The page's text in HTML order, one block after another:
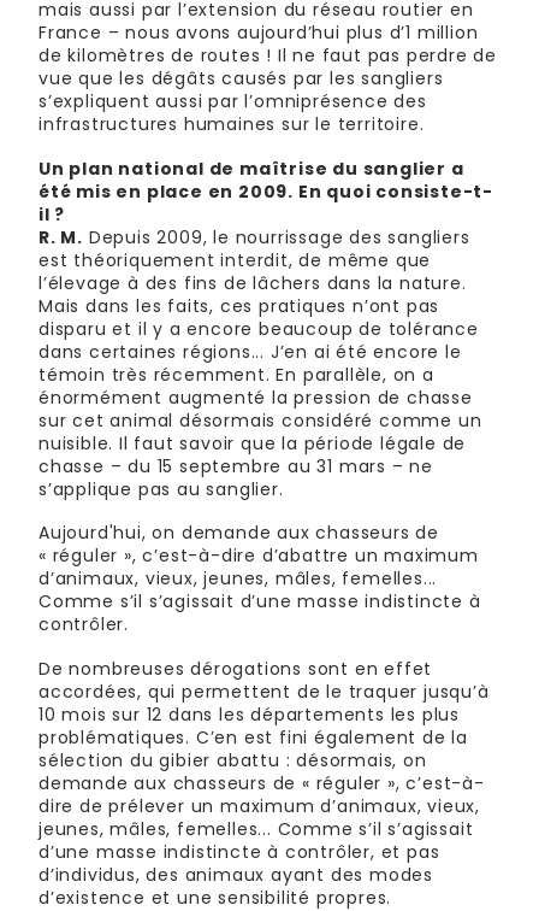
mais aussi par l’extension du réseau routier en
France – nous avons aujourd’hui plus d’1 million
de kilomètres de routes ! Il ne faut pas perdre de
vue que les dégâts causés par les sangliers
s’expliquent aussi par l’omniprésence des
infrastructures humaines sur le territoire.
Un plan national de maîtrise du sanglier a
été mis en place en 2009. En quoi consiste-t-
il ?
R. M. Depuis 2009, le nourrissage des sangliers
est théoriquement interdit, de même que
l’élevage à des fins de lâchers dans la nature.
Mais dans les faits, ces pratiques n’ont pas
disparu et il y a encore beaucoup de tolérance
dans certaines régions... J’en ai été encore le
témoin très récemment. En parallèle, on a
énormément augmenté la pression de chasse
sur cet animal désormais considéré comme un
nuisible. Il faut savoir que la période légale de
chasse – du 15 septembre au 31 mars – ne
s’applique pas au sanglier.
Aujourd'hui, on demande aux chasseurs de
« réguler », c’est-à-dire d’abattre un maximum
d’animaux, vieux, jeunes, mâles, femelles...
Comme s’il s’agissait d’une masse indistincte à
contrôler.
De nombreuses dérogations sont en effet
accordées, qui permettent de le traquer jusqu’à
10 mois sur 12 dans les départements les plus
problématiques. C’en est fini également de la
sélection du gibier abattu : désormais, on
demande aux chasseurs de « réguler », c’est-à-
dire de prélever un maximum d’animaux, vieux,
jeunes, mâles, femelles... Comme s’il s’agissait
d’une masse indistincte à contrôler, et pas
d’individus, des animaux ayant des modes
d’existence et une sensibilité propres.